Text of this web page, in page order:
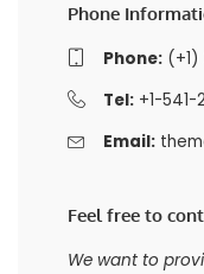
Phone
Phone:(+1)
Tel:+1-541-
Email:
Feel free to
We want to